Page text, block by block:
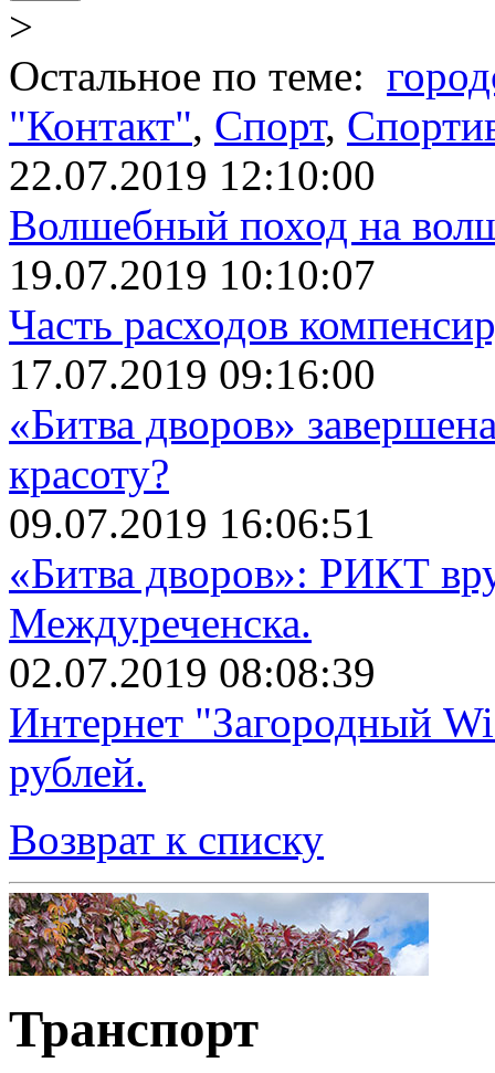
>
Остальное по теме:
"Контакт", Спорт,
22.07.2019 12:10:00
Волшебный поход на
19.07.2019 10:10:07
Часть расходов
17.07.2019 09:16:00
«Битва дворов»
красоту?
09.07.2019 16:06:51
«Битва дворов»: РИКТ
Междуреченска.
02.07.2019 08:08:39
Интернет "Загородный
рублей.
Возврат к списку
Транспорт